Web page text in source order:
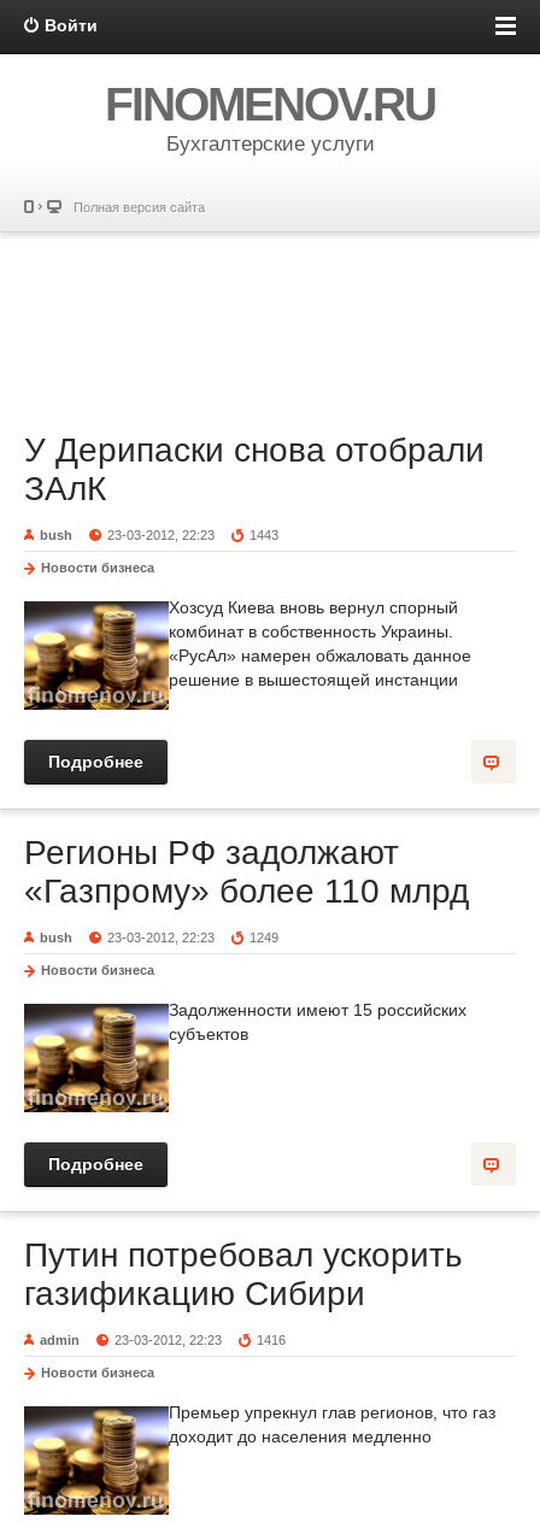
Войти
FINOMENOV.RU
Бухгалтерские услуги
Полная версия сайта
У Дерипаски снова отобрали
ЗАлК
bush 23-03-2012, 22:23 1443
Новости бизнеса
Хозсуд Киева вновь вернул спорный
комбинат в собственность Украины.
«РусАл» намерен обжаловать данное
решение в вышестоящей инстанции
Подробнее
Регионы РФ задолжают
«Газпрому» более 110 млрд
bush 23-03-2012, 22:23 1249
Новости бизнеса
Задолженности имеют 15 российских
субъектов
Подробнее
Путин потребовал ускорить
газификацию Сибири
admin 23-03-2012, 22:23 1416
Новости бизнеса
Премьер упрекнул глав регионов, что газ
доходит до населения медленно